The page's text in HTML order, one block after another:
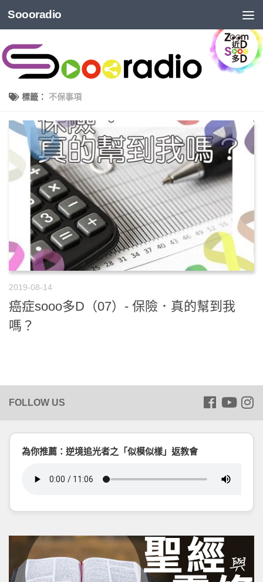
Soooradio
標籤： 不保事項
2019-08-14
癌症sooo多D（07）- 保險．真的幫到我
嗎？
為你推薦：逆境追光者之「似模似樣」返教會